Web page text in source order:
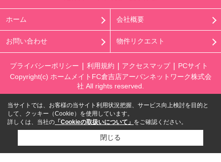
ホーム 会社概要
お問い合わせ 物件リクエスト
プライバシーポリシー 利用規約 アクセスマップ
PCサイト
Copyright(c) ホームメイトFC倉吉店アーバンネットワーク株式会
社 All rights reserved.
当サイトでは、お客様の当サイト利用状況把握、サービス向上検討を目的と
して、クッキー（Cookie）を使用しています。
詳しくは、当社の 「Cookieの取扱いについて」 をご確認ください。
閉じる